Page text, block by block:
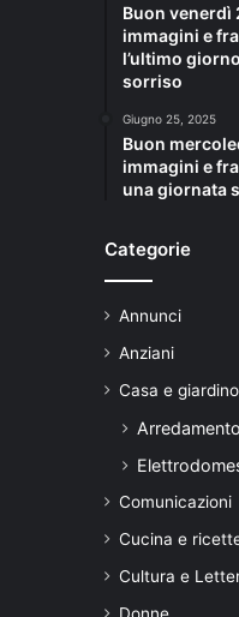
Buon venerdì
immagini e
l’ultimo
sorriso
Giugno 25, 2025
Buon
immagini e
una giornata
Categorie
Annunci
Anziani
Casa e giardino
Arredamento
Comunicazioni
Cucina e
Cultura e
Donne